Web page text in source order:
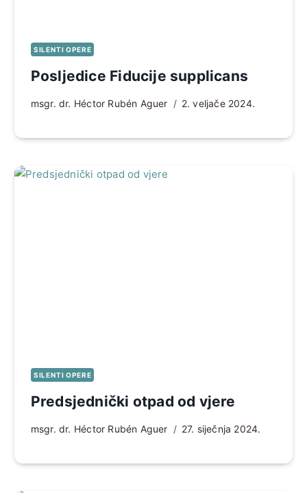
SILENTI OPERE
Posljedice Fiducije supplicans
msgr. dr. Héctor Rubén Aguer 2. veljače 2024.
SILENTI OPERE
Predsjednički otpad od vjere
msgr. dr. Héctor Rubén Aguer 27. siječnja 2024.